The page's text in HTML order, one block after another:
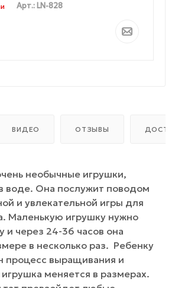
Арт.: LN-828
ВИДЕО ОТЗЫВЫ
необычные игрушки,
воде. Она послужит поводом
и увлекательной игры для
Маленькую игрушку нужно
и через 24-36 часов она
в несколько раз. Ребенку
процесс выращивания и
меняется в размерах.